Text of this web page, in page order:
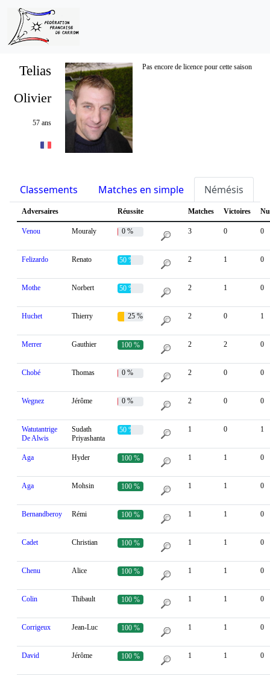
Telias Pas encore de licence pour cette saison
Olivier
57 ans
Classements Matches en simple Némésis
Adversaires Réussite Matches Victoires
Venou Mouraly 0 % 3 0 0
Felizardo Renato 50 % 2 1 0
Mothe Norbert 50 % 2 1 0
Huchet Thierry 25 % 2 0 1
Merrer Gauthier 100 % 2 2 0
Chobé Thomas 0 % 2 0 0
Wegnez Jérôme 0 % 2 0 0
Watutantrige
De Alwis
Sudath
Priyashanta
50 % 1 0 1
Aga Hyder 100 % 1 1 0
Aga Mohsin 100 % 1 1 0
Bernandberoy Rémi 100 % 1 1 0
Cadet Christian 100 % 1 1 0
Chenu Alice 100 % 1 1 0
Colin Thibault 100 % 1 1 0
Corrigeux Jean-Luc 100 % 1 1 0
David Jérôme 100 % 1 1 0